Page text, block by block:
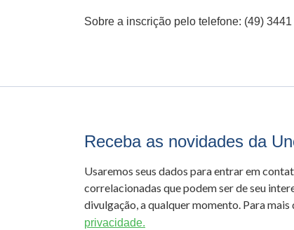
Sobre a inscrição pelo telefone: (49)
Receba as novidades da
Usaremos seus dados para entrar em
correlacionadas que podem ser de seu
divulgação, a qualquer momento. Para mais
privacidade.